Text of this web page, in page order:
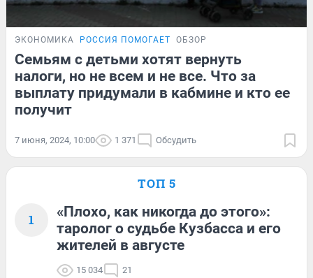
ЭКОНОМИКА РОССИЯ ПОМОГАЕТ ОБЗОР
Семьям с детьми хотят вернуть
налоги, но не всем и не все. Что за
выплату придумали в кабмине и кто ее
получит
7 июня, 2024, 10:00 1 371 Обсудить
ТОП 5
1
«Плохо, как никогда до этого»:
таролог о судьбе Кузбасса и его
жителей в августе
15 034 21